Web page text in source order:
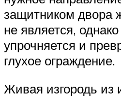
защитником двора
не является,
упрочняется и
глухое ограждение.
Живая изгородь из